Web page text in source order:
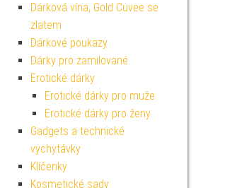
Dárková vína, Gold Cuvee se
zlatem
Dárkové poukazy
Dárky pro zamilované
Erotické dárky
Erotické dárky pro muže
Erotické dárky pro ženy
Gadgets a technické
vychytávky
Klíčenky
Kosmetické sady